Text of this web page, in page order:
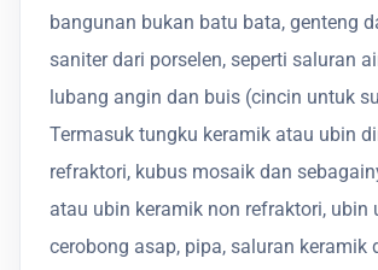
bangunan bukan batu bata, genteng
saniter dari porselen, seperti saluran
lubang angin dan buis (cincin untuk
Termasuk tungku keramik atau ubin
refraktori, kubus mosaik dan
atau ubin keramik non refraktori, ubin
cerobong asap, pipa, saluran keramik